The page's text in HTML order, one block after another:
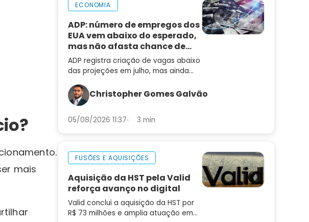
mais
ECONOMIA
ADP: número de empregos dos
EUA vem abaixo do esperado,
mas não afasta chance de
alta de juros
ADP registra criação de vagas abaixo
das projeções em julho, mas ainda
de trabalho aquecido
Christopher Gomes Galvão
05/08/2026 11:37 3 min
FUSÕES E AQUISIÇÕES
Aquisição da HST pela Valid
reforça avanço no digital
Valid conclui a aquisição da HST por
R$ 73 milhões e amplia atuação em